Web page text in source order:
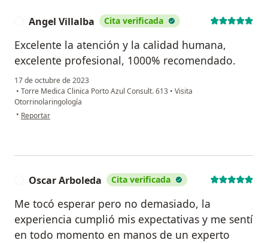
Angel Villalba Cita verificada
Excelente la atención y la calidad humana,
excelente profesional, 1000% recomendado.
17 de octubre de 2023
• Torre Medica Clinica Porto Azul Consult. 613 • Visita
Otorrinolaringología
• en opinión del usuario Angel Villalba
Reportar
Oscar Arboleda Cita verificada
Me tocó esperar pero no demasiado, la
experiencia cumplió mis expectativas y me sentí
en todo momento en manos de un experto